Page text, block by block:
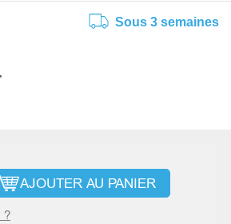
Sous 3 semaines
AJOUTER AU PANIER
?